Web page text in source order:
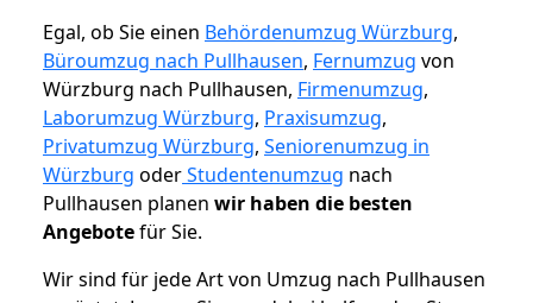
Egal, ob Sie einen Behördenumzug Würzburg,
Büroumzug nach Pullhausen, Fernumzug von
Würzburg nach Pullhausen, Firmenumzug,
Laborumzug Würzburg, Praxisumzug,
Privatumzug Würzburg, Seniorenumzug in
Würzburg oderStudentenumzug nach
Pullhausen planen wir haben die besten
Angebotefür Sie.
Wir sind für jede Art von Umzug nach Pullhausen